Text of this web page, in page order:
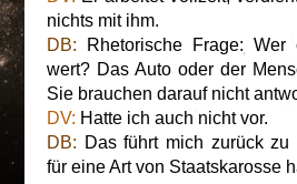
nichts mit ihm.
DB: Rhetorische Frage:
wert? Das Auto oder der
Sie brauchen darauf nicht
DV: Hatte ich auch nicht vor.
DB: Das führt mich zurück zu
für eine Art von Staatskarosse